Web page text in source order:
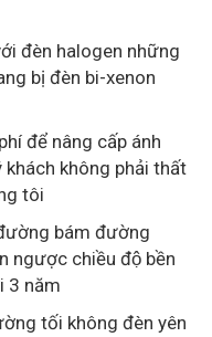
đèn halogen những
bị đèn bi-xenon
để nâng cấp ánh
không phải thất
tôi
bám đường
ngược chiều độ bền
3 năm
tối không đèn yên